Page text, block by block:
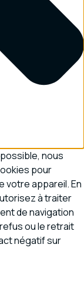
nous
pour
votre appareil. En
à traiter
de navigation
ou le retrait
négatif sur